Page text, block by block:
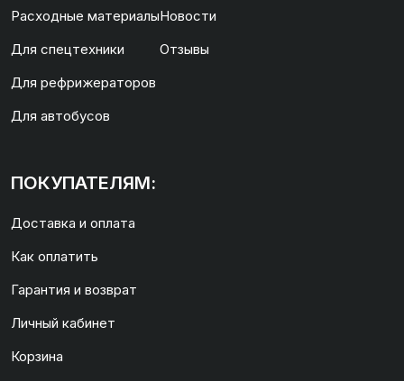
Расходные материалы
Для спецтехники
Для рефрижераторов
Для автобусов
Новости
Отзывы
ПОКУПАТЕЛЯМ:
Доставка и оплата
Как оплатить
Гарантия и возврат
Личный кабинет
Корзина